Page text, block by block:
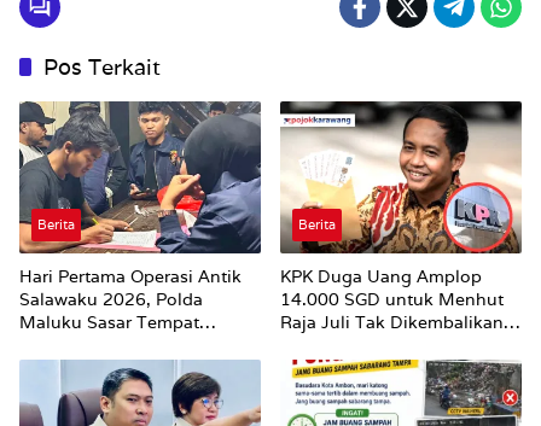
Pos Terkait
Berita
Hari Pertama Operasi Antik
Salawaku 2026, Polda
Maluku Sasar Tempat
Berita
KPK Duga Uang Amplop
14.000 SGD untuk Menhut
Raja Juli Tak Dikembalikan